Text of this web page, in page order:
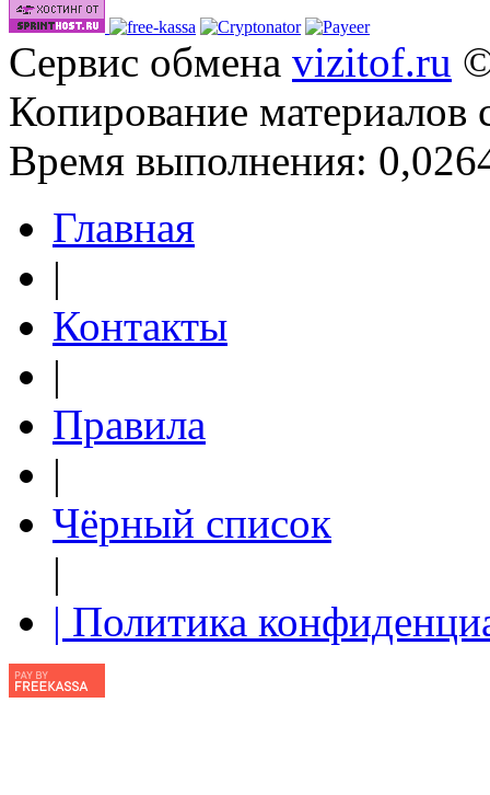
Сервис обмена vizitof.ru
Копирование материалов
Время выполнения:
Главная
|
Контакты
|
Правила
|
Чёрный список
|
| Политика